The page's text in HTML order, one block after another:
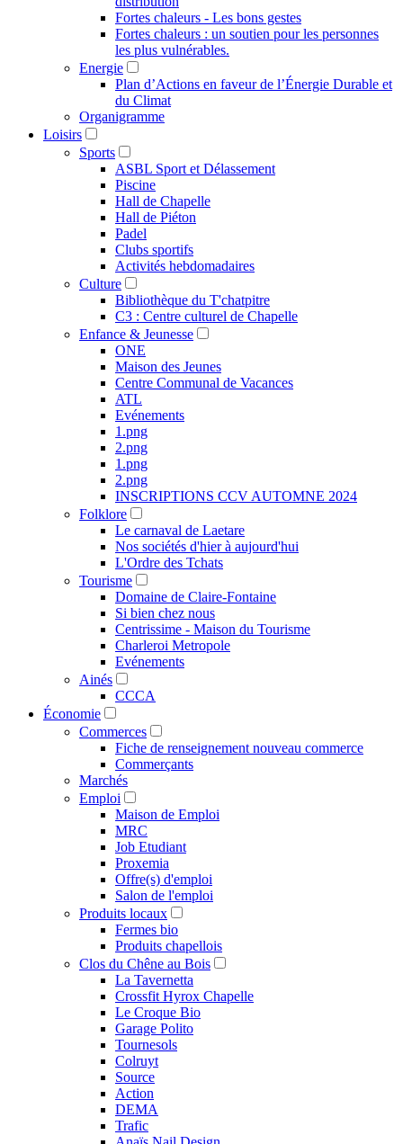
Fortes chaleurs - Les bons gestes
Fortes chaleurs : un soutien pour les personnes
les plus vulnérables.
Energie
Plan d’Actions en faveur de l’Énergie Durable et
du Climat
Organigramme
Loisirs
Sports
ASBL Sport et Délassement
Piscine
Hall de Chapelle
Hall de Piéton
Padel
Clubs sportifs
Activités hebdomadaires
Culture
Bibliothèque du T'chatpitre
C3 : Centre culturel de Chapelle
Enfance & Jeunesse
ONE
Maison des Jeunes
Centre Communal de Vacances
ATL
Evénements
1.png
2.png
1.png
2.png
INSCRIPTIONS CCV AUTOMNE 2024
Folklore
Le carnaval de Laetare
Nos sociétés d'hier à aujourd'hui
L'Ordre des Tchats
Tourisme
Domaine de Claire-Fontaine
Si bien chez nous
Centrissime - Maison du Tourisme
Charleroi Metropole
Evénements
Ainés
CCCA
Économie
Commerces
Fiche de renseignement nouveau commerce
Commerçants
Marchés
Emploi
Maison de Emploi
MRC
Job Etudiant
Proxemia
Offre(s) d'emploi
Salon de l'emploi
Produits locaux
Fermes bio
Produits chapellois
Clos du Chêne au Bois
La Tavernetta
Crossfit Hyrox Chapelle
Le Croque Bio
Garage Polito
Tournesols
Colruyt
Source
Action
DEMA
Trafic